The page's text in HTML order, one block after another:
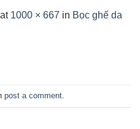
at 1000 × 667 in Bọc ghế da
post a comment